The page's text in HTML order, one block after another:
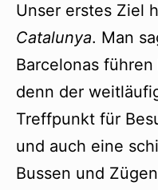
Unser erstes Ziel
Catalunya. Man
Barcelonas
denn der
Treffpunkt für
und auch eine
Bussen und